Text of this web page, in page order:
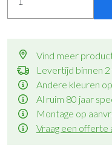
Vind meer
Levertijd binnen
Andere kleuren op
Al ruim 80 jaar
Montage op
Vraag een offerte